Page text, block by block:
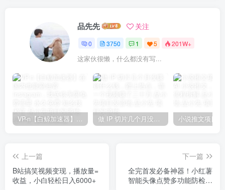
品先先 关注
0 3750 1 5 201W+
这家伙很懒，什么都没有写...
VP-n【白鲸加速器】在国内也能刷油管、Instagram，我送你无限免费流量 永久免费-知名技术官-品小先项目发源地 做 IP 切片几个月没赚到什么钱，蹭上热点，靠一个视频赚了二十万-品小先项目发源地
上一篇
B站搞笑视频变现，播放量=
收益，小白轻松日入6000+
下一篇
全完首发必备神器！小红薯
智能头像点赞多功能防检测